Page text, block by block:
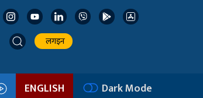
लगइन
ENGLISH Dark Mode